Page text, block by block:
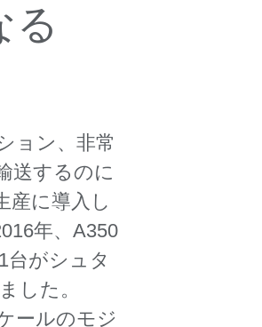
る
ョン、非常
送するのに
産に導入し
年、A350
台がシュタ
した。
ールのモジ